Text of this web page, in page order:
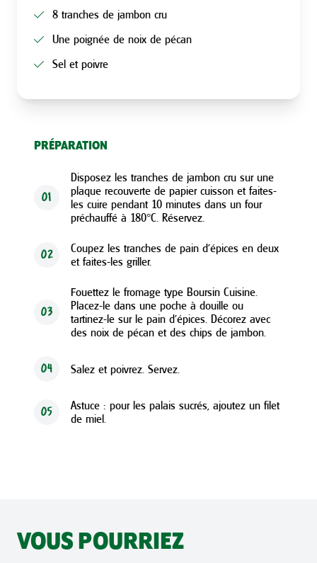
8 tranches de jambon cru
Une poignée de noix de pécan
Sel et poivre
PRÉPARATION
01
Disposez les tranches de jambon cru sur une
plaque recouverte de papier cuisson et faites-
les cuire pendant 10 minutes dans un four
préchauffé à 180°C. Réservez.
02
Coupez les tranches de pain d’épices en deux
et faites-les griller.
03
Fouettez le fromage type Boursin Cuisine.
Placez-le dans une poche à douille ou
tartinez-le sur le pain d’épices. Décorez avec
des noix de pécan et des chips de jambon.
04 Salez et poivrez. Servez.
05
Astuce : pour les palais sucrés, ajoutez un filet
de miel.
VOUS POURRIEZ